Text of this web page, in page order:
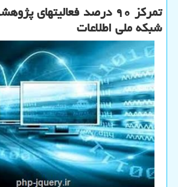
شبکه ملی اطلاعات